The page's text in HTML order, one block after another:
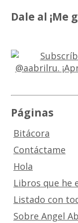
Dale al ¡Me
Páginas
Bitácora
Contáctame
Hola
Libros que he
Listado con
Sobre Angel